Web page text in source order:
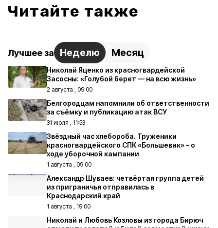
Читайте также
Лучшее за Неделю Месяц
Николай Яценко из красногвардейской
Засосны: «Голубой берет — на всю жизнь»
2 августа , 09:00
Белгородцам напомнили об ответственности
за съёмку и публикацию атак ВСУ
31 июля , 11:53
Звёздный час хлебороба. Труженики
красногвардейского СПК «Большевик» – о
ходе уборочной кампании
1 августа , 09:00
Александр Шуваев: четвёртая группа детей
из приграничья отправилась в
Краснодарский край
1 августа , 19:00
Николай и Любовь Козловы из города Бирюч